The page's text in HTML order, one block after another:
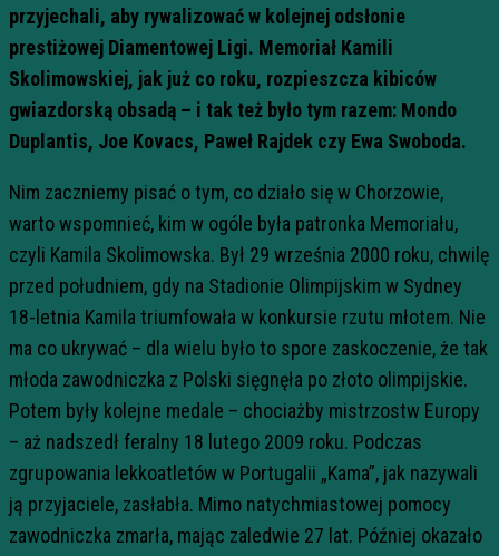
przyjechali, aby rywalizować w kolejnej odsłonie
prestiżowej Diamentowej Ligi. Memoriał Kamili
Skolimowskiej, jak już co roku, rozpieszcza kibiców
gwiazdorską obsadą – i tak też było tym razem: Mondo
Duplantis, Joe Kovacs, Paweł Rajdek czy Ewa Swoboda.
Nim zaczniemy pisać o tym, co działo się w Chorzowie,
warto wspomnieć, kim w ogóle była patronka Memoriału,
czyli Kamila Skolimowska. Był 29 września 2000 roku, chwilę
przed południem, gdy na Stadionie Olimpijskim w Sydney
18-letnia Kamila triumfowała w konkursie rzutu młotem. Nie
ma co ukrywać – dla wielu było to spore zaskoczenie, że tak
młoda zawodniczka z Polski sięgnęła po złoto olimpijskie.
Potem były kolejne medale – chociażby mistrzostw Europy
– aż nadszedł feralny 18 lutego 2009 roku. Podczas
zgrupowania lekkoatletów w Portugalii „Kama”, jak nazywali
ją przyjaciele, zasłabła. Mimo natychmiastowej pomocy
zawodniczka zmarła, mając zaledwie 27 lat. Później okazało